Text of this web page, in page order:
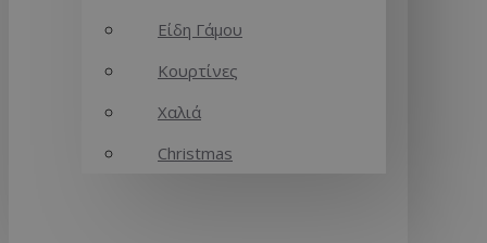
Είδη Γάμου
Κουρτίνες
Χαλιά
Christmas